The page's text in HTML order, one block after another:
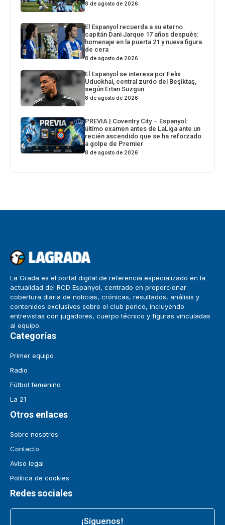
8 de agosto de 2026
El Espanyol recuerda a su eterno
capitán Dani Jarque 17 años después:
homenaje en la puerta 21 y nueva figura
de cera
8 de agosto de 2026
El Espanyol se interesa por Felix
Uduokhai, central zurdo del Beşiktaş,
según Ertan Süzgün
8 de agosto de 2026
PREVIA | Coventry City – Espanyol:
último examen antes de LaLiga ante un
recién ascendido que se ha reforzado
a golpe de Premier
8 de agosto de 2026
La Grada es el portal digital de referencia especializado en la
actualidad del RCD Espanyol, centrado en proporcionar
cobertura diaria de noticias, crónicas, resultados, análisis y
contenidos exclusivos sobre el club perico, incluyendo
entrevistas con jugadores, cuerpo técnico y figuras vinculadas
al equipo.
Categorías
Primer equipo
Radio
Fútbol femenino
La 21
Otros enlaces
Sobre nosotros
Contacto
Aviso legal
Política de cookies
Redes sociales
¡Síguenos!